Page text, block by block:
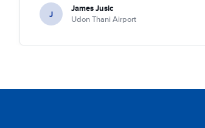
J James Jusic
Udon Thani Airport